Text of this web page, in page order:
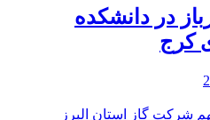
در دانشکده
کرج